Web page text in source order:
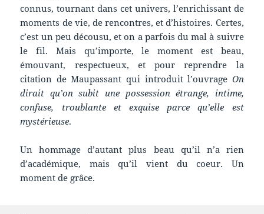
connus, tournant dans cet univers, l’enrichissant de
moments de vie, de rencontres, et d’histoires. Certes,
c’est un peu décousu, et on a parfois du mal à suivre
le fil. Mais qu’importe, le moment est beau,
émouvant, respectueux, et pour reprendre la
citation de Maupassant qui introduit l’ouvrage On
dirait qu’on subit une possession étrange, intime,
confuse, troublante et exquise parce qu’elle est
mystérieuse.
Un hommage d’autant plus beau qu’il n’a rien
d’académique, mais qu’il vient du coeur. Un
moment de grâce.